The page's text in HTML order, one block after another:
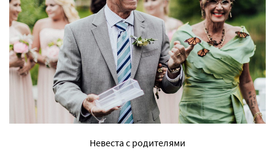
Невеста с родителями